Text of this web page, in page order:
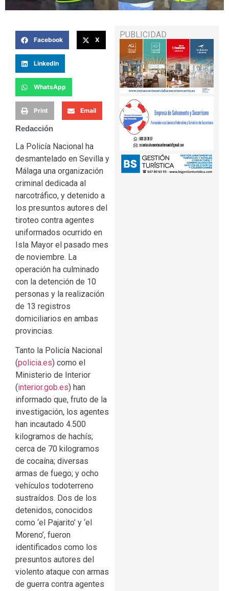
Facebook X
LinkedIn
WhatsApp
Print Email
Redacción
La Policía Nacional ha
desmantelado en Sevilla y
Málaga una organización
criminal dedicada al
narcotráfico, y detenido a
los presuntos autores del
tiroteo contra agentes
uniformados ocurrido en
Isla Mayor el pasado mes
de noviembre. La
operación ha culminado
con la detención de 10
personas y la realización
de 13 registros
domiciliarios en ambas
provincias.
Tanto la Policía Nacional
(policia.es) como el
Ministerio de Interior
(interior.gob.es) han
informado que, fruto de la
investigación, los agentes
han incautado 4.500
kilogramos de hachís;
cerca de 70 kilogramos
de cocaína; diversas
armas de fuego; y ocho
vehículos todoterreno
sustraídos. Dos de los
detenidos, conocidos
como ‘el Pajarito’ y ‘el
Moreno’, fueron
identificados como los
presuntos autores del
violento ataque con armas
de guerra contra agentes
PUBLICIDAD